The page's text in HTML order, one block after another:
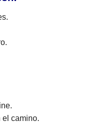
el camino.